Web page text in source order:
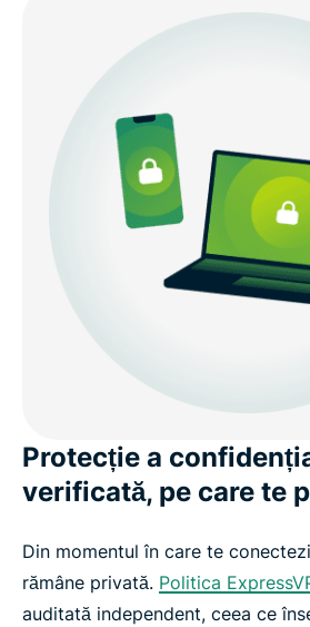
Protecție a
verificată, pe care te
Din momentul în care te
rămâne privată. Politica
auditată independent, ceea ce